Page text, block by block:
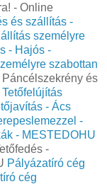
- Online
és szállítás -
személyre
- Hajós -
szabottan
és
Tetőfelújítás
- Ács
-
- MESTEDOHU
-
Pályázatíró cég
cég